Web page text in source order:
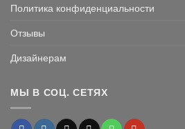
Политика конфиденциальности
Отзывы
Дизайнерам
МЫ В СОЦ. СЕТЯХ